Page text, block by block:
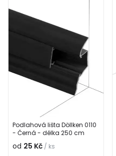
Podlahová lišta Döllken 0110
- Černá - délka 250 cm
od 25 Kč / ks